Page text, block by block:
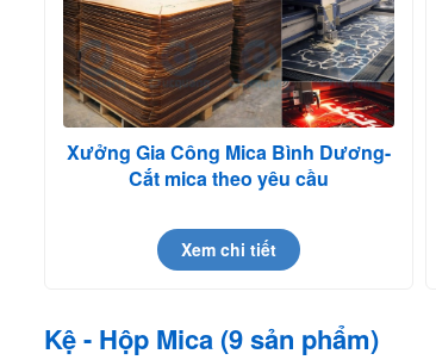
Xưởng Gia Công Mica Bình Dương-
Cắt mica theo yêu cầu
Xem chi tiết
Kệ - Hộp Mica (9 sản phẩm)